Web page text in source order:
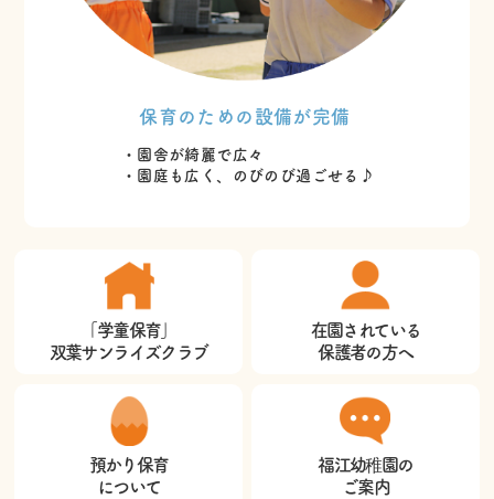
保育のための設備が完備
・園舎が綺麗で広々
・園庭も広く、のびのび過ごせる♪
「学童保育」
双葉サンライズクラブ
在園されている
保護者の方へ
預かり保育
について
福江幼稚園の
ご案内